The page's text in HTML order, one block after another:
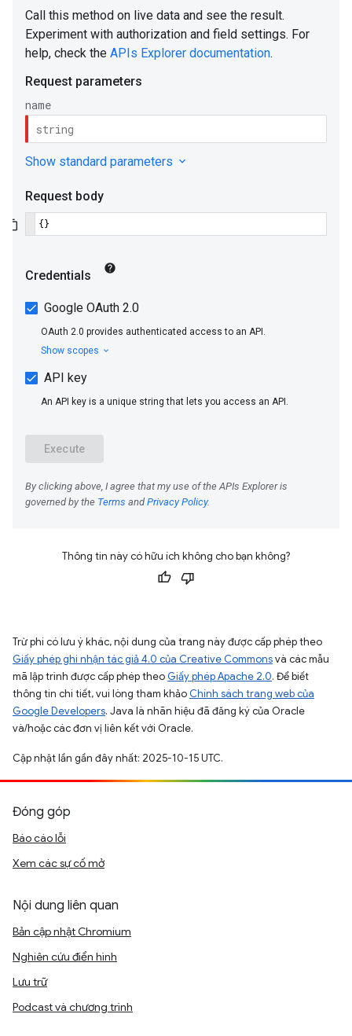
Thông tin này có hữu ích không cho bạn không?
Trừ phi có lưu ý khác, nội dung của trang này được cấp phép theo
Giấy phép ghi nhận tác giả 4.0 của Creative Commonsvà các mẫu
mã lập trình được cấp phép theo Giấy phép Apache 2.0. Để biết
thông tin chi tiết, vui lòng tham khảo Chính sách trang web của
Google Developers. Java là nhãn hiệu đã đăng ký của Oracle
và/hoặc các đơn vị liên kết với Oracle.
Cập nhật lần gần đây nhất: 2025-10-15 UTC.
Đóng góp
Báo cáo lỗi
Xem các sự cố mở
Nội dung liên quan
Bản cập nhật Chromium
Nghiên cứu điển hình
Lưu trữ
Podcast và chương trình